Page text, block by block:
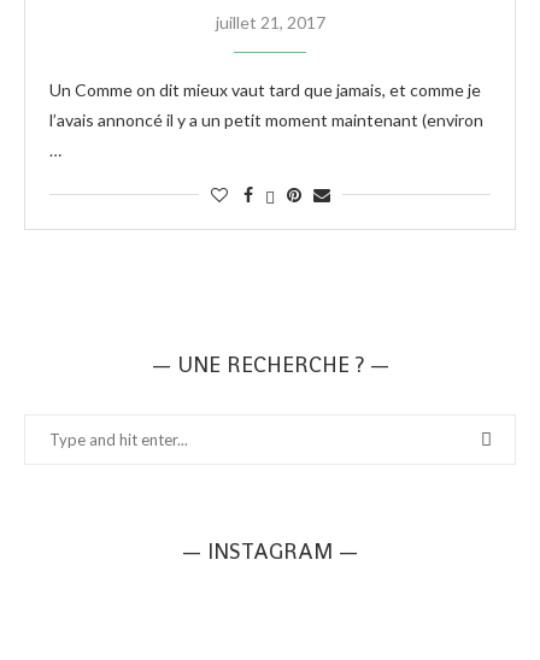
juillet 21, 2017
Un Comme on dit mieux vaut tard que jamais, et comme je
l’avais annoncé il y a un petit moment maintenant (environ
…
— UNE RECHERCHE ? —
— INSTAGRAM —